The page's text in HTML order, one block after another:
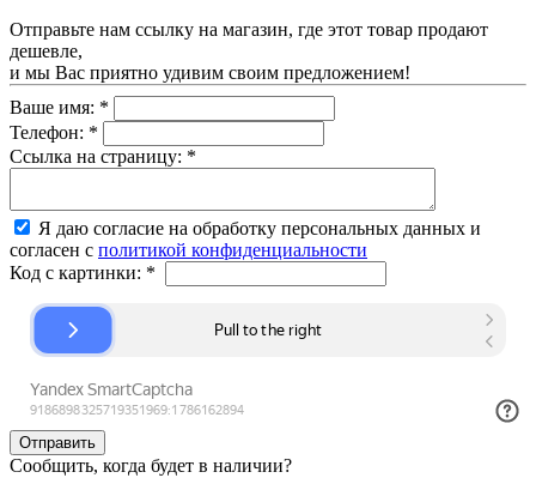
Отправьте нам ссылку на магазин, где этот товар продают
дешевле,
и мы Вас приятно удивим своим предложением!
Ваше имя: *
Телефон: *
Ссылка на страницу: *
Я даю согласие на обработку персональных данных и
согласен с политикой конфиденциальности
Код с картинки: *
Сообщить, когда будет в наличии?